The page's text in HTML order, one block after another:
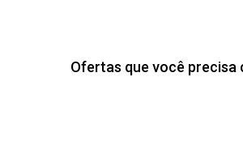
Ofertas que você precisa